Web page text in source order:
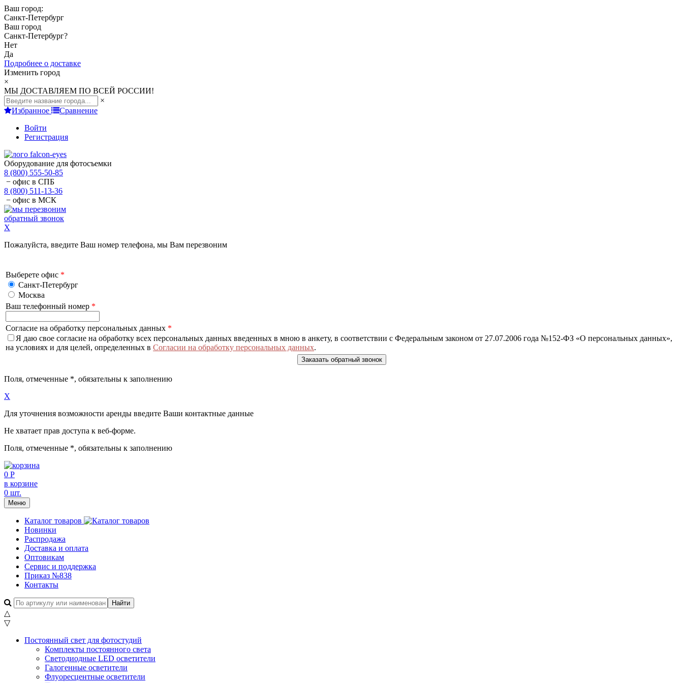
Ваш город:
Санкт-Петербург
Ваш город
Санкт-Петербург?
Нет
Да
Подробнее о доставке
Изменить город
×
МЫ ДОСТАВЛЯЕМ ПО ВСЕЙ РОССИИ!
×
Избранное
Сравнение
Войти
Регистрация
Оборудование для фотосъемки
8 (800) 555-50-85
− офис в СПБ
8 (800) 511-13-36
− офис в МСК
обратный звонок
X
Пожалуйста, введите Ваш номер телефона, мы Вам перезвоним
Выберете офис *
Санкт-Петербург
Москва
Ваш телефонный номер *
Согласие на обработку персональных данных *
Я даю свое согласие на обработку всех персональных данных введенных в мною в анкету, в соответствии с Федеральным законом от 27.07.2006 года №152-ФЗ «О персональных данных»,
на условиях и для целей, определенных в Согласии на обработку персональных данных.
Поля, отмеченные *, обязательны к заполнению
X
Для уточнения возможности аренды введите Ваши контактные данные
Не хватает прав доступа к веб-форме.
Поля, отмеченные *, обязательны к заполнению
0 Р
в корзине
0 шт.
Меню
Каталог товаров
Новинки
Распродажа
Доставка и оплата
Оптовикам
Сервис и поддержка
Приказ №838
Контакты
△
▽
Постоянный свет для фотостудий
Комплекты постоянного света
Светодиодные LED осветители
Галогенные осветители
Флуоресцентные осветители